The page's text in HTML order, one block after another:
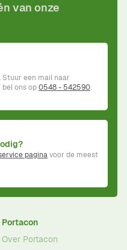
van onze
Stuur een mail naar
bel ons op0548 - 542590.
paginavoor de meest
Portacon
Over Portacon